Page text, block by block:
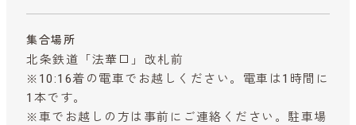
集合場所
北条鉄道「法華口」改札前
※10:16着の電車でお越しください。電車は1時間に
1本です。
※車でお越しの方は事前にご連絡ください。駐車場